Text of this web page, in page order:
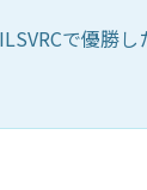
で優勝し